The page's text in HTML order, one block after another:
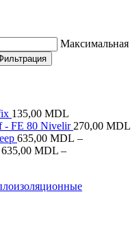
Максимальная
135,00 MDL
- FE 80 Nivelir 270,00 MDL
635,00 MDL –
MDL –